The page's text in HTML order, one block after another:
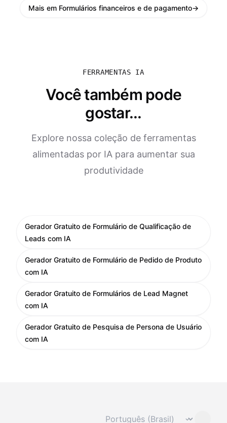
Mais em Formulários financeiros e de pagamento→
FERRAMENTAS IA
Você também pode
gostar...
Explore nossa coleção de ferramentas
alimentadas por IA para aumentar sua
produtividade
Gerador Gratuito de Formulário de Qualificação de
Leads com IA
Gerador Gratuito de Formulário de Pedido de Produto
com IA
Gerador Gratuito de Formulários de Lead Magnet
com IA
Gerador Gratuito de Pesquisa de Persona de Usuário
com IA
Mudar idioma ⌄